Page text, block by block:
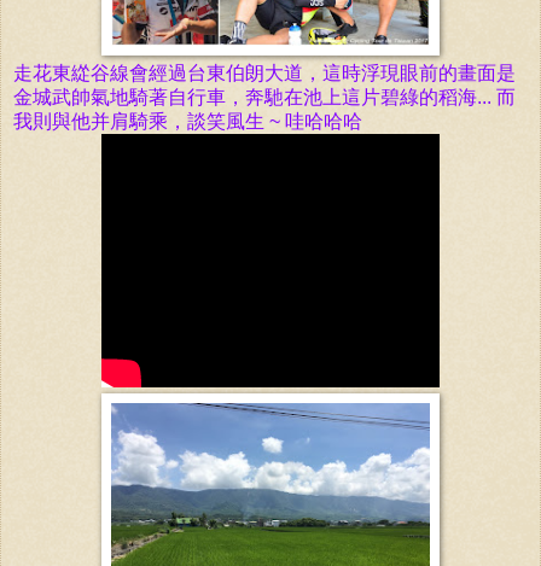
走花東緃谷線會經過台東伯朗大道，這時浮現眼前的畫面是
金城武帥氣地騎著自行車，奔馳在池上這片碧綠的稻海... 而
我則與他并肩騎乘，談笑風生 ~ 哇哈哈哈